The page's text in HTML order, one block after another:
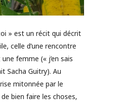
» est un récit qui décrit
celle d’une rencontre
femme (« j’en sais
Sacha Guitry). Au
mitonnée par le
bien faire les choses,